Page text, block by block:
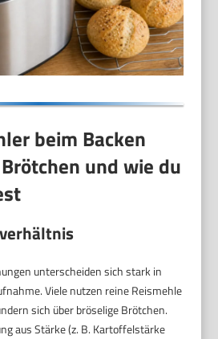
beim Backen
und wie du
unterscheiden sich stark in
Viele nutzen reine Reismehle
sich über bröselige Brötchen.
aus Stärke (z. B. Kartoffelstärke